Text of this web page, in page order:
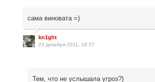
сама виновата =)
kn1ght
23 декабря 2011, 18:57
Тем, что не услышала угроз?)